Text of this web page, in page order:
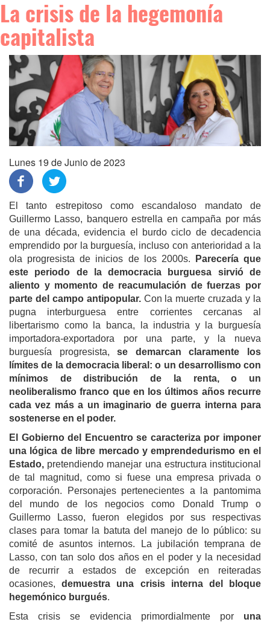
La crisis de la hegemonía
capitalista
Lunes 19 de Junio de 2023
El tanto estrepitoso como escandaloso mandato de
Guillermo Lasso, banquero estrella en campaña por más
de una década, evidencia el burdo ciclo de decadencia
emprendido por la burguesía, incluso con anterioridad a la
ola progresista de inicios de los 2000s.
Parecería que
este periodo de la democracia burguesa sirvió de
aliento y momento de reacumulación de fuerzas por
parte del campo antipopular.Con la muerte cruzada y la
pugna interburguesa entre corrientes cercanas al
libertarismo como la banca, la industria y la burguesía
importadora-exportadora por una parte, y la nueva
burguesía progresista,se demarcan claramente los
límites de la democracia liberal: o un desarrollismo con
mínimos de distribución de la renta, o un
neoliberalismo franco que en los últimos años recurre
cada vez más a un imaginario de guerra interna para
sostenerse en el poder.
El Gobierno del Encuentro se caracteriza por imponer
una lógica de libre mercado y emprendedurismo en el
Estado, pretendiendo manejar una estructura institucional
de tal magnitud, como si fuese una empresa privada o
corporación. Personajes pertenecientes a la pantomima
del mundo de los negocios como Donald Trump o
Guillermo Lasso, fueron elegidos por sus respectivas
clases para tomar la batuta del manejo de lo público: su
comité de asuntos internos. La jubilación temprana de
Lasso, con tan solo dos años en el poder y la necesidad
de recurrir a estados de excepción en reiteradas
ocasiones, demuestra una crisis interna del bloque
hegemónico burgués.
Esta crisis se evidencia primordialmente por una